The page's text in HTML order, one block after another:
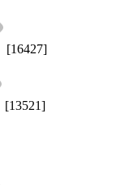
[16427]
[13521]